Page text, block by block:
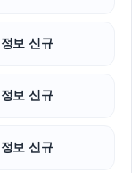
보 신규
보 신규
보 신규